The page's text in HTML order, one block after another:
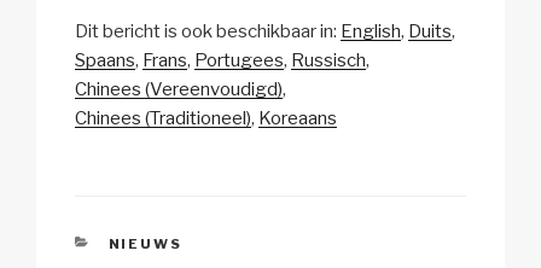
p
y
Li
ail c
e
b
at
s
A
a e
Dit bericht is ook beschikbaar in: English Duits
Spaans Frans Portugees Russisch
Chinees (Vereenvoudigd)
Chinees (Traditioneel) Koreaans
CATEGORIEËN
NIEUWS